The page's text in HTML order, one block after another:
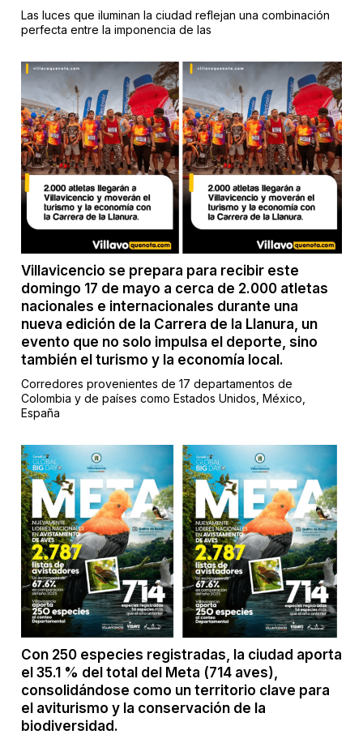
Las luces que iluminan la ciudad reflejan una combinación
perfecta entre la imponencia de las
Villavicencio se prepara para recibir este
domingo 17 de mayo a cerca de 2.000 atletas
nacionales e internacionales durante una
nueva edición de la Carrera de la Llanura, un
evento que no solo impulsa el deporte, sino
también el turismo y la economía local.
Corredores provenientes de 17 departamentos de
Colombia y de países como Estados Unidos, México,
España
Con 250 especies registradas, la ciudad aporta
el 35.1 % del total del Meta (714 aves),
consolidándose como un territorio clave para
el aviturismo y la conservación de la
biodiversidad.